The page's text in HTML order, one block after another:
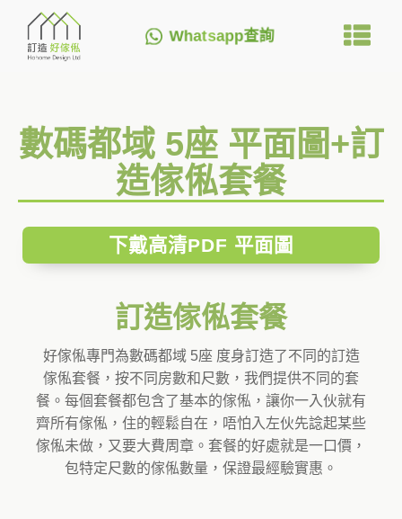
Whatsapp查詢
數碼都域 5座 平面圖+訂
造傢俬套餐
下戴高清PDF 平面圖
訂造傢俬套餐
好傢俬專門為數碼都域 5座 度身訂造了不同的訂造
傢俬套餐，按不同房數和尺數，我們提供不同的套
餐。每個套餐都包含了基本的傢俬，讓你一入伙就有
齊所有傢俬，住的輕鬆自在，唔怕入左伙先諗起某些
傢俬未做，又要大費周章。套餐的好處就是一口價，
包特定尺數的傢俬數量，保證最經驗實惠。